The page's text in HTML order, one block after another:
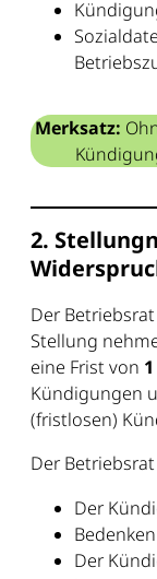
Merksatz:
2.
Der
Stellung
eine Frist von
Kündigungen
(fristlosen)
Der
Der
Der